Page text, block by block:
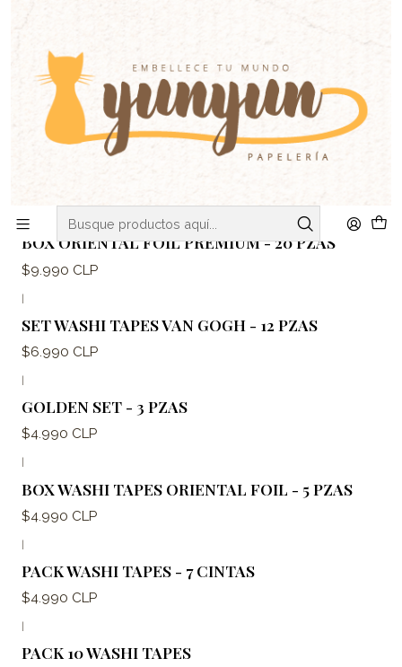
ENVIOS DE MARTES A VIERNES - RETIRO EN VIÑA DEL MAR
Inicio ADHESIVOS Washi Tapes Sets
Sets
|
BOX ORIENTAL FOIL PREMIUM - 20 PZAS
$9.990 CLP
|
SET WASHI TAPES VAN GOGH - 12 PZAS
$6.990 CLP
GOLDEN SET - 3 PZAS
$4.990 CLP
BOX WASHI TAPES ORIENTAL FOIL - 5 PZAS
$4.990 CLP
|
PACK WASHI TAPES - 7 CINTAS
$4.990 CLP
PACK 10 WASHI TAPES